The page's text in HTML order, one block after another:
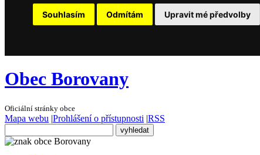
Souhlasím Odmítám Upravit mé předvolby
Obec Borovany
Oficiální stránky obce
Mapa webu |Prohlášení o přístupnosti |RSS